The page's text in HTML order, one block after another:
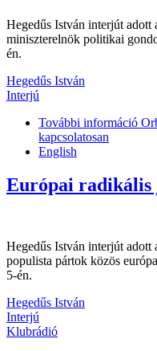
Hegedűs István interjút
miniszterelnök politikai
én.
Hegedűs István
Interjú
További információ
kapcsolatosan
English
Európai radikális
Hegedűs István interjút
populista pártok közös
5-én.
Hegedűs István
Interjú
Klubrádió